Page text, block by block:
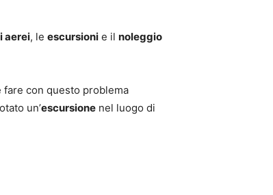
aerei, le escursioni e il noleggio
fare con questo problema
un’escursione nel luogo di